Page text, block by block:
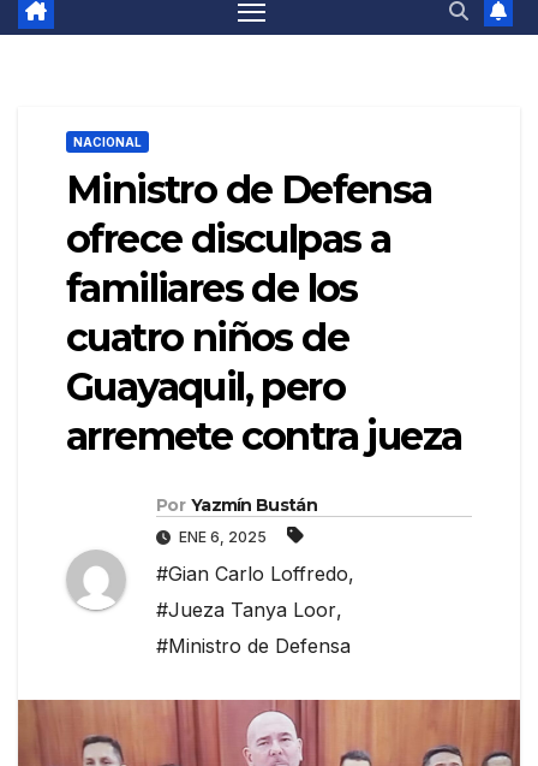
NACIONAL
Ministro de Defensa
ofrece disculpas a
familiares de los
cuatro niños de
Guayaquil, pero
arremete contra jueza
Por Yazmín Bustán
ENE 6, 2025
#Gian Carlo Loffredo,
#Jueza Tanya Loor,
#Ministro de Defensa